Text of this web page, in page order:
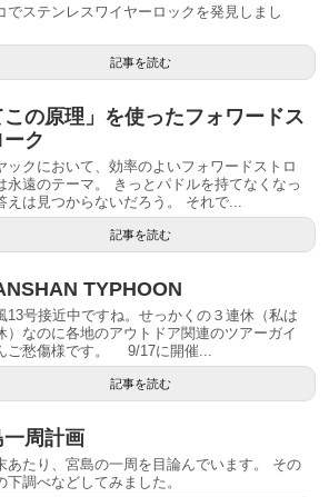
でステンレスワイヤーロックを発見しまし
記事を読む
この原理」を使ったフォワードス
ーク
クにおいて、効率のよいフォワードストロ
永遠のテーマ。 きっとパドルを持てなくなっ
えは見つからないだろう。 それで...
記事を読む
TYPHOON
号接近中ですね。せっかくの３連休（私は
）なのに各地のアウトドア関連のツアーガイ
ご愁傷様です。 9/17に開催...
記事を読む
一周計画
あたり、宮島の一周を目論んでいます。 その
下調べなどしてみました。